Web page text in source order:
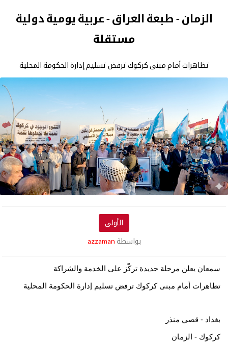
الزمان - طبعة العراق - عربية يومية دولية
مستقلة
تظاهرات أمام مبنى كركوك ترفض تسليم إدارة الحكومة المحلية
الأولى
بواسطة azzaman
سمعان يعلن مرحلة جديدة تركّز على الخدمة والشراكة
تظاهرات أمام مبنى كركوك ترفض تسليم إدارة الحكومة المحلية
بغداد - قصي منذر
كركوك - الزمان